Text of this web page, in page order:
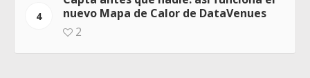
4
nuevo Mapa de Calor de DataVenues
2